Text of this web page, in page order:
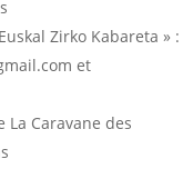
Zirko Kabareta » :
et
Caravane des